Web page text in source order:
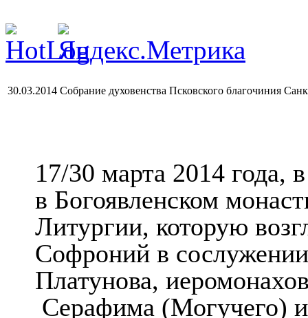
30.03.2014 Собрание духовенства Псковского благочиния
17/30 марта 2014 года,
в Богоявленском
Литургии, которую
Софроний в
Платунова,
Серафима (Могучего)